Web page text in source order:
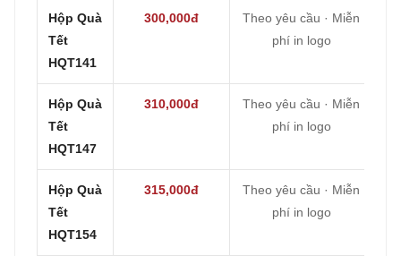
Hộp Quà
Tết
HQT141
300,000đ
Theo yêu cầu · Miễn
phí in logo
Hộp Quà
Tết
HQT147
310,000đ
Theo yêu cầu · Miễn
phí in logo
Hộp Quà
Tết
HQT154
315,000đ
Theo yêu cầu · Miễn
phí in logo